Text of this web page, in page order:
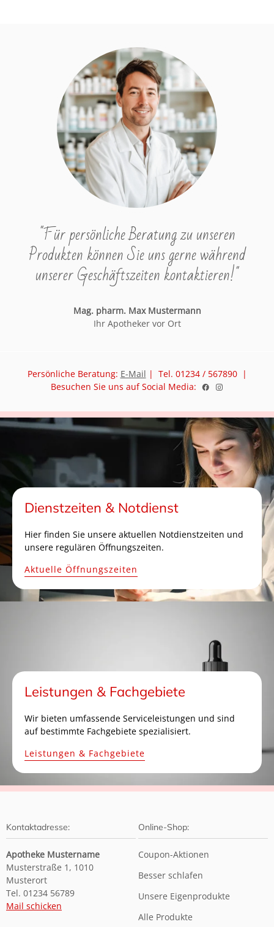
"Für persönliche Beratung zu unseren
Produkten können Sie uns gerne während
unserer Geschäftszeiten kontaktieren!"
Mag. pharm. Max Mustermann
Ihr Apotheker vor Ort
Persönliche Beratung: E-Mail | Tel. 01234 / 567890 |
Besuchen Sie uns auf Social Media:
Dienstzeiten & Notdienst
Hier finden Sie unsere aktuellen Notdienstzeiten und
unsere regulären Öffnungszeiten.
Aktuelle Öffnungszeiten
Leistungen & Fachgebiete
Wir bieten umfassende Serviceleistungen und sind
auf bestimmte Fachgebiete spezialisiert.
Leistungen & Fachgebiete
Kontaktadresse:
Apotheke Mustername
Musterstraße 1, 1010
Musterort
Tel. 01234 56789
Mail schicken
Online-Shop:
Coupon-Aktionen
Besser schlafen
Unsere Eigenprodukte
Alle Produkte